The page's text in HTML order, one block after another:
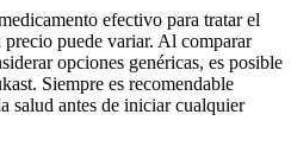
efectivo para tratar el
puede variar. Al comparar
opciones genéricas, es posible
Siempre es recomendable
salud antes de iniciar cualquier